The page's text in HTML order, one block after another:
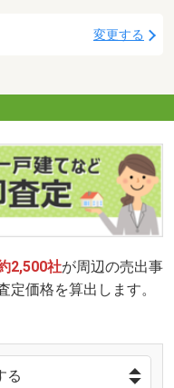
変更する
2,500社が周辺の売出事
価格を算出します。